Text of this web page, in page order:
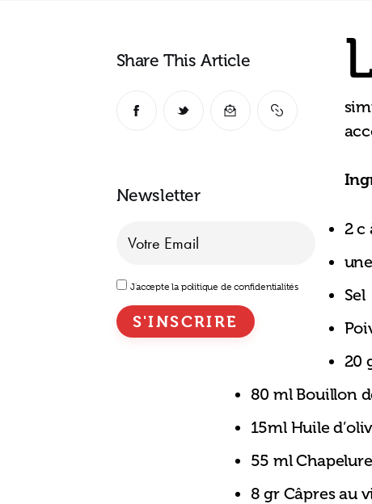
Share This Article
Newsletter
J'accepte la politique de confidentialités
2 c
Sel
20
80 ml Bouillon
15ml Huile
55 ml Chapelure
8 gr Câpres au